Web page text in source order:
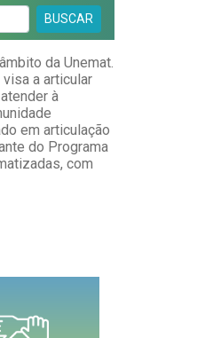
BUSCAR
da Unemat.
a articular
à
em articulação
do Programa
com